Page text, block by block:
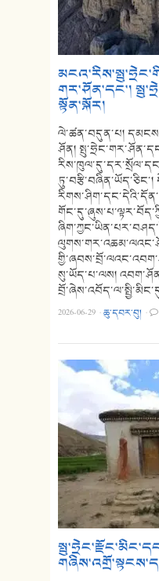
གར་ཤོན་དང་།
སྟོན་སྐོར།
ལེ་ཚན་བདུན་པ།
ཤོན།
ཏུ་བརྩི་བཞིན་ཡོད་ཅིང་།
སུ་ཡོད་པ་ལས།
2026-06-29 ·ཆུ་དབར་བུ། ·